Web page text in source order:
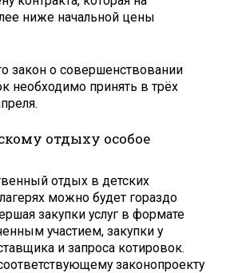
ниже начальной цены
закон о совершенствовании
необходимо принять в трёх
отдыху особое
отдых в детских
можно будет гораздо
закупки услуг в формате
участием, закупки у
и запроса котировок.
законопроекту